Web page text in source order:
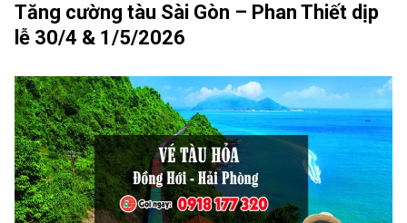
Tăng cường tàu Sài Gòn – Phan Thiết dịp
lễ 30/4 & 1/5/2026